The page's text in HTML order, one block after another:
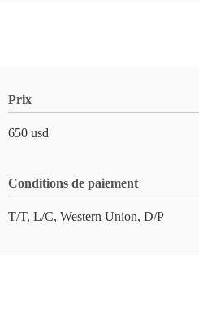
Prix
650 usd
Conditions de paiement
T/T, L/C, Western Union, D/P